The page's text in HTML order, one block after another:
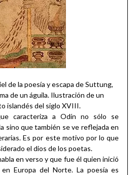
de la poesía y escapa de Suttung,
de un águila. Ilustración de un
islandés del siglo XVIII.
caracteriza a Odín no sólo se
sino que también se ve reflejada en
Es por este motivo por lo que
el dios de los poetas.
en verso y que fue él quien inició
Europa del Norte. La poesía es